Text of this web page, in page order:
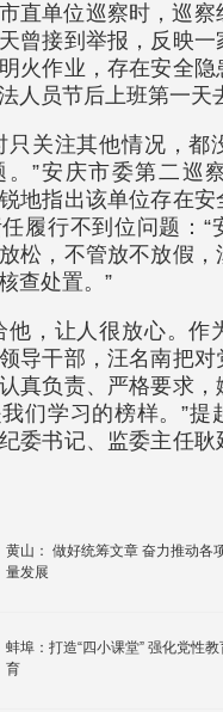
直单位巡察时，巡察
曾接到举报，反映一
火作业，存在安全隐
人员节后上班第一天
只关注其他情况，都
。”安庆市委第二巡
地指出该单位存在安
履行不到位问题：“
松，不管放不放假
查处置。”
他，让人很放心。作
导干部，汪名南把对
真负责、严格要求
们学习的榜样。”提
委书记、监委主任耿
黄山： 做好统筹文章 奋力推动各
量发展
蚌埠：打造“四小课堂” 强化党性
育